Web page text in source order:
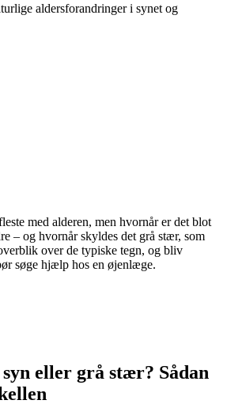
aldersforandringer i synet og
med alderen, men hvornår er det blot
– og hvornår skyldes det grå stær, som
over de typiske tegn, og bliv
søge hjælp hos en øjenlæge.
eller grå stær? Sådan